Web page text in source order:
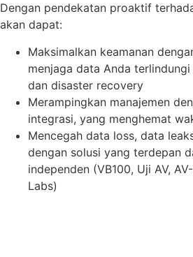
Dengan pendekatan proaktif
akan dapat:
Maksimalkan keamanan
menjaga data Anda
dan disaster recovery
Merampingkan manajemen
integrasi, yang menghemat
Mencegah data loss, data
dengan solusi yang terdepan
independen (VB100, Uji AV,
Labs)